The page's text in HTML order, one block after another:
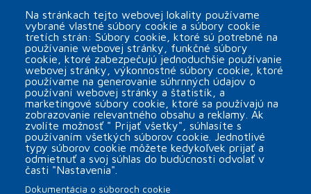
FMX-1300HS Automatický stroj na lepenie
fóliových okienok
arrow_forward
Na stránkach tejto webovej lokality používame
vybrané vlastné súbory cookie a súbory cookie
tretích strán: Súbory cookie, ktoré sú potrebné na
používanie webovej stránky, funkčné súbory
cookie, ktoré zabezpečujú jednoduchšie používanie
webovej stránky, výkonnostné súbory cookie, ktoré
používame na generovanie súhrnných údajov o
používaní webovej stránky a štatistík, a
marketingové súbory cookie, ktoré sa používajú na
zobrazovanie relevantného obsahu a reklamy. Ak
zvolíte možnosť " Prijať všetky", súhlasíte s
používaním všetkých súborov cookie. Jednotlivé
typy súborov cookie môžete kedykoľvek prijať a
odmietnuť a svoj súhlas do budúcnosti odvolať v
časti "Nastavenia".
Dokumentácia o súboroch cookie